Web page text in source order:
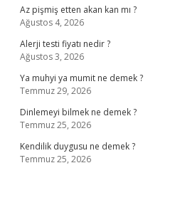
Az pişmiş etten akan kan mı ?
Ağustos 4, 2026
Alerji testi fiyatı nedir ?
Ağustos 3, 2026
Ya muhyi ya mumit ne demek ?
Temmuz 29, 2026
Dinlemeyi bilmek ne demek ?
Temmuz 25, 2026
Kendilik duygusu ne demek ?
Temmuz 25, 2026